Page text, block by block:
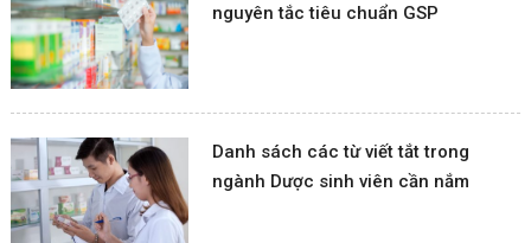
nguyên tắc tiêu chuẩn GSP
Danh sách các từ viết tắt trong
ngành Dược sinh viên cần nắm